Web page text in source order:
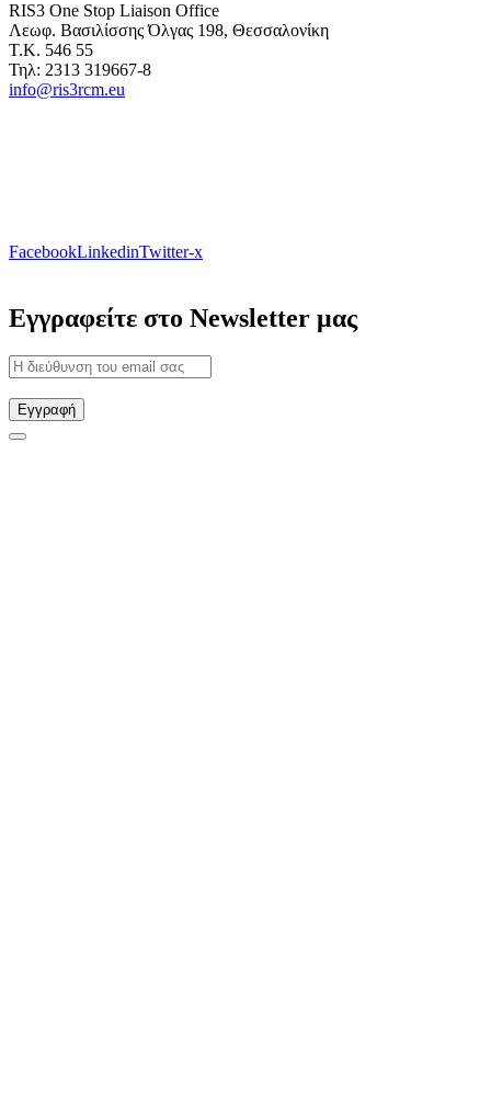
RIS3 One Stop Liaison Office
Λεωφ. Βασιλίσσης Όλγας 198, Θεσσαλονίκη
Τ.Κ. 546 55
Τηλ: 2313 319667-8
info@ris3rcm.eu
FacebookLinkedinTwitter-x
Εγγραφείτε στο Newsletter μας
Εγγραφή